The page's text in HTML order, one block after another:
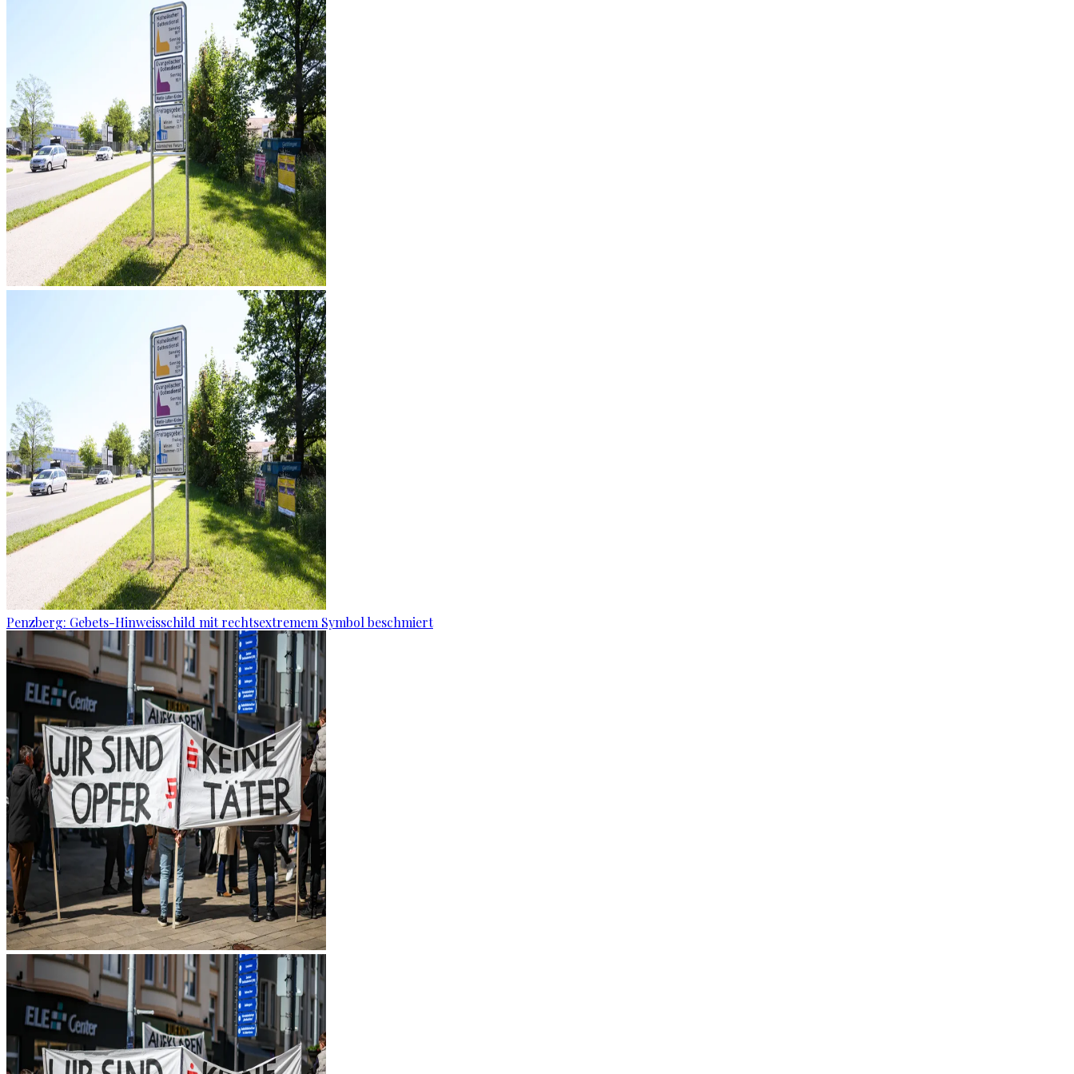
Penzberg: Gebets-Hinweisschild mit rechtsextremem Symbol beschmiert